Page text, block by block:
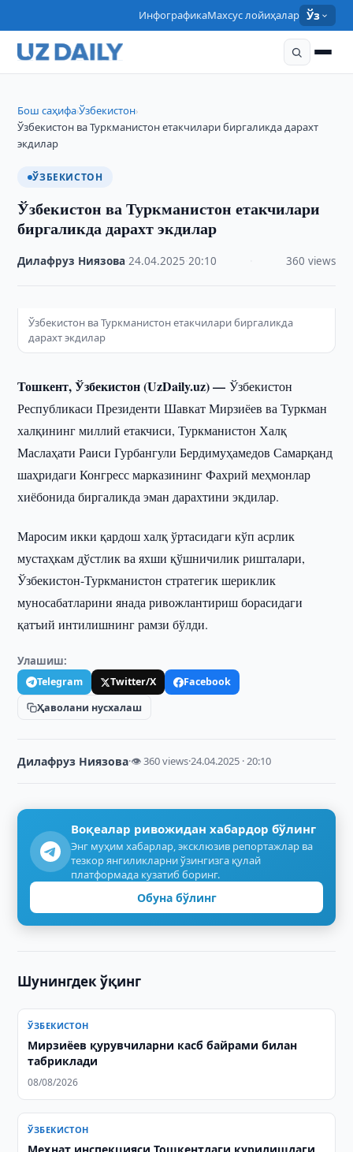
ИнфографикаМахсус лойиҳалар Ўз
Бош саҳифа›Ўзбекистон›
Ўзбекистон ва Туркманистон етакчилари биргаликда дарахт
экдилар
ЎЗБЕКИСТОН
Ўзбекистон ва Туркманистон етакчилари
биргаликда дарахт экдилар
Дилафруз Ниязова ·24.04.2025 ·20:10 360 views
Ўзбекистон ва Туркманистон етакчилари биргаликда
дарахт экдилар
Тошкент, Ўзбекистон (UzDaily.uz) —Ўзбекистон
Республикаси Президенти Шавкат Мирзиёев ва Туркман
халқининг миллий етакчиси, Туркманистон Халқ
Маслаҳати Раиси Гурбангули Бердимуҳамедов Самарқанд
шаҳридаги Конгресс марказининг Фахрий меҳмонлар
хиёбонида биргаликда эман дарахтини экдилар.
Маросим икки қардош халқ ўртасидаги кўп асрлик
мустаҳкам дўстлик ва яхши қўшничилик ришталари,
Ўзбекистон-Туркманистон стратегик шериклик
муносабатларини янада ривожлантириш борасидаги
қатъий интилишнинг рамзи бўлди.
Улашиш:
Telegram Twitter/X
Facebook
Ҳаволани нусхалаш
Дилафруз Ниязова·👁 360 views·24.04.2025 · 20:10
Воқеалар ривожидан хабардор бўлинг
Энг муҳим хабарлар, эксклюзив репортажлар ва
тезкор янгиликларни ўзингизга қулай
платформада кузатиб боринг.
Обуна бўлинг
Шунингдек ўқинг
ЎЗБЕКИСТОН
Мирзиёев қурувчиларни касб байрами билан
табриклади
08/08/2026
ЎЗБЕКИСТОН